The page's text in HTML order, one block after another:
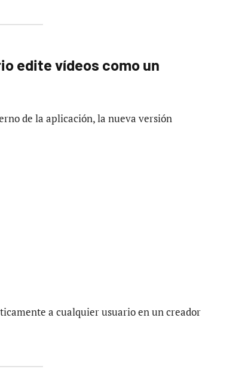
edite vídeos como un
de la aplicación, la nueva versión
a cualquier usuario en un creador